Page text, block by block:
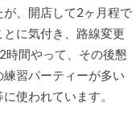
、開店して2ヶ月程で
に気付き、路線変更
時間やって、その後懇
習パーティーが多い
使われています。